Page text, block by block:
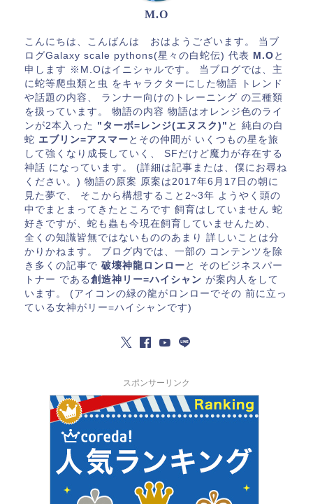
M.O
こんにちは、こんばんは おはようございます。 当ブ
ログGalaxy scale pythons(星々の白蛇伝) 代表 M.O と
申します ※M.Oはイニシャルです。 当ブログでは、主
に蛇等爬虫類と虫 をキャラクターにした物語 トレンド
や話題の内容、 ランナー向けのトレーニング の三種類
を扱っています。 物語の内容 物語はオレンジ色のライ
ンが2本入った "ターボ=レンジ(エヌスク)" と 純白の白
蛇 エブリン=アスマー とその仲間が いくつもの星を旅
して強くなり成長していく、 SFだけど魔力が存在する
神話 になっています。 (詳細は記事または、僕にお尋ね
ください。) 物語の原案 原案は2017年6月17日の朝に
見た夢で、 そこから構想すること2~3年 ようやく頭の
中でまとまってきたところです 飼育はしていません 蛇
好きですが、蛇も蟲も今現在飼育していませんため、
全くの知識皆無ではないもののあまり 詳しいことは分
かりかねます。 ブログ内では、一部の コンテンツを除
き多くの記事で 破壊神龍ロンロー と そのビジネスパー
トナー である 創造神リー=ハイシャン が案内人をして
います。 (アイコンの緑の龍がロンローでその 前に立っ
ている女神がリー=ハイシャンです)
スポンサーリンク